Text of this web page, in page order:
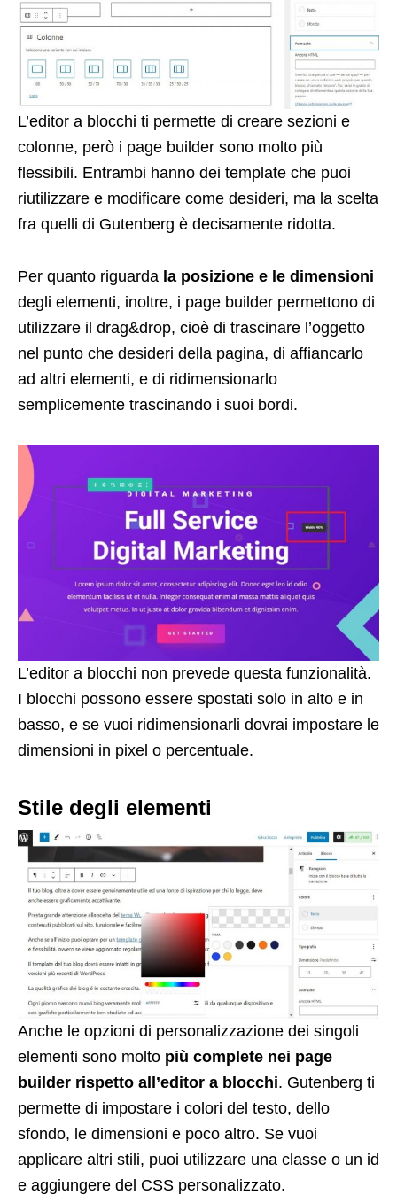
L’editor a blocchi ti permette di creare sezioni e
colonne, però i page builder sono molto più
flessibili. Entrambi hanno dei template che puoi
riutilizzare e modificare come desideri, ma la scelta
fra quelli di Gutenberg è decisamente ridotta.
Per quanto riguarda la posizione e le dimensioni
degli elementi, inoltre, i page builder permettono di
utilizzare il drag&drop, cioè di trascinare l’oggetto
nel punto che desideri della pagina, di affiancarlo
ad altri elementi, e di ridimensionarlo
semplicemente trascinando i suoi bordi.
L’editor a blocchi non prevede questa funzionalità.
I blocchi possono essere spostati solo in alto e in
basso, e se vuoi ridimensionarli dovrai impostare le
dimensioni in pixel o percentuale.
Stile degli elementi
Anche le opzioni di personalizzazione dei singoli
elementi sono molto più complete nei page
builder rispetto all’editor a blocchi. Gutenberg ti
permette di impostare i colori del testo, dello
sfondo, le dimensioni e poco altro. Se vuoi
applicare altri stili, puoi utilizzare una classe o un id
e aggiungere del CSS personalizzato.